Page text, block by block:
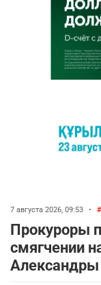
7 августа 2026, 09:53 •
Прокуроры
смягчении
Александры